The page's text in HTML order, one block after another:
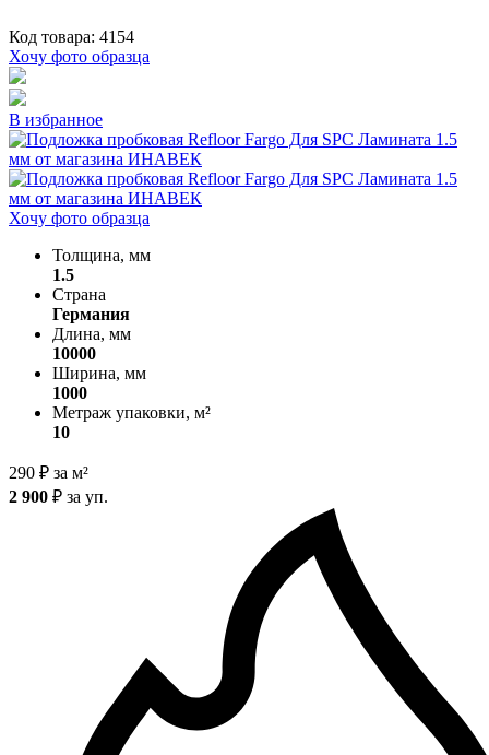
Код товара: 4154
Хочу фото образца
В избранное
Хочу фото образца
Толщина, мм
1.5
Страна
Германия
Длина, мм
10000
Ширина, мм
1000
Метраж упаковки, м²
10
290 ₽ за м²
2 900 ₽ за уп.